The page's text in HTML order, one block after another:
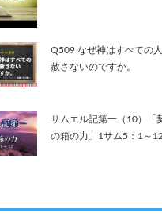
Q509 なぜ神はすべての
赦さないのですか。
サムエル記第一（10）「
の箱の力」1サム5：1～12